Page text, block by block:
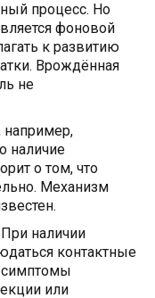
процесс. Но
фоновой
к развитию
Врождённая
не
например,
наличие
о том, что
Механизм
наличии
контактные
симптомы
или